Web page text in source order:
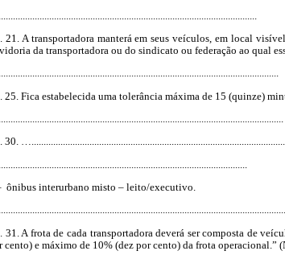
21. A transportadora manterá em seus veículos, em local
da transportadora ou do sindicato ou federação ao qual
25. Fica estabelecida uma tolerância máxima de 15 (quinze)
30.
ônibus interurbano misto – leito/executivo.
31. A frota de cada transportadora deverá ser composta de
cento) e máximo de 10% (dez por cento) da frota operacional.”